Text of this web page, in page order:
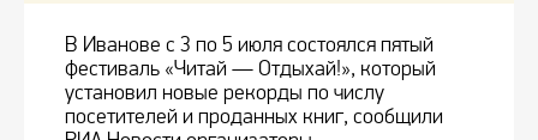
В Иванове с 3 по 5 июля состоялся пятый
фестиваль «Читай — Отдыхай!», который
установил новые рекорды по числу
посетителей и проданных книг, сообщили